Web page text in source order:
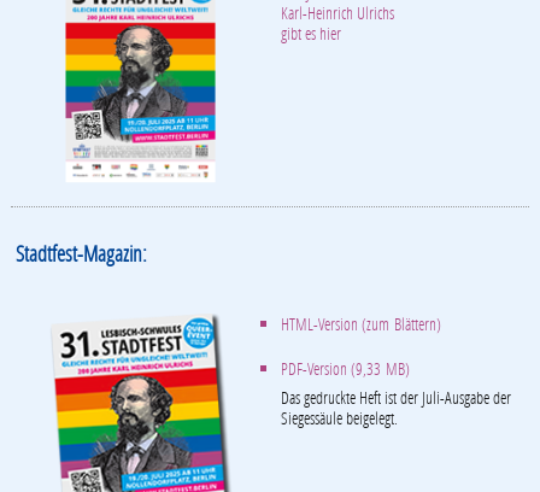
Karl-Heinrich Ulrichs
gibt es hier
Stadtfest-Magazin:
HTML-Version (zum Blättern)
PDF-Version (9,33 MB)
Das gedruckte Heft ist der Juli-Ausgabe der
Siegessäule beigelegt.